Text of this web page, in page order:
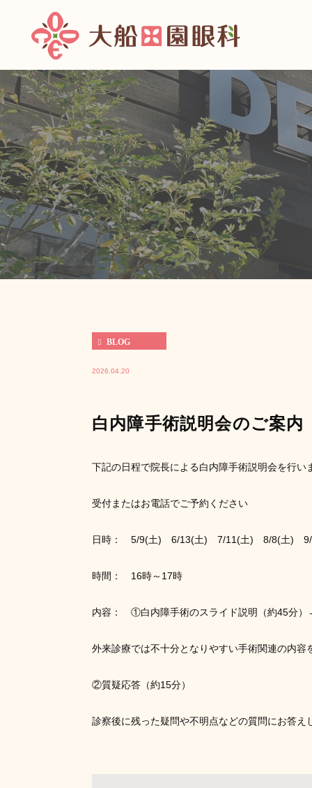
BLOG
2026.04.20
白内障手術説明会のご案
下記の日程で院長による白内障手術説明会を行い
受付またはお電話でご予約ください
日時： 5/9(土) 6/13(土) 7/11(土) 8/8(土) 9/
時間： 16時～17時
内容： ①白内障手術のスライド説明（約45分
外来診療では不十分となりやすい手術関連の内容
②質疑応答（約15分）
診察後に残った疑問や不明点などの質問にお答え